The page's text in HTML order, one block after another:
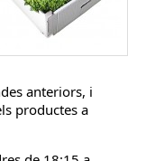
anteriors, i
productes a